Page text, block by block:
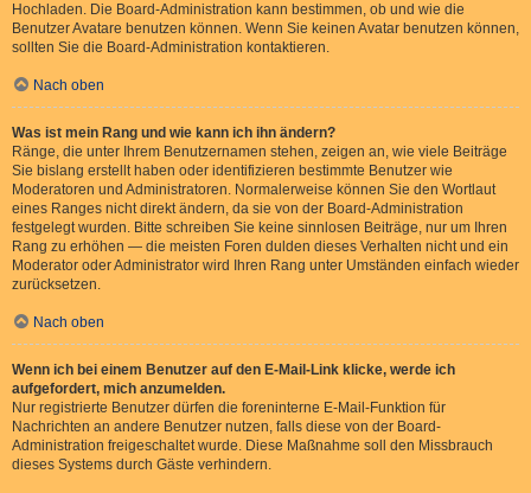
Hochladen. Die Board-Administration kann bestimmen, ob und wie die
Benutzer Avatare benutzen können. Wenn Sie keinen Avatar benutzen können,
sollten Sie die Board-Administration kontaktieren.
Nach oben
Was ist mein Rang und wie kann ich ihn ändern?
Ränge, die unter Ihrem Benutzernamen stehen, zeigen an, wie viele Beiträge
Sie bislang erstellt haben oder identifizieren bestimmte Benutzer wie
Moderatoren und Administratoren. Normalerweise können Sie den Wortlaut
eines Ranges nicht direkt ändern, da sie von der Board-Administration
festgelegt wurden. Bitte schreiben Sie keine sinnlosen Beiträge, nur um Ihren
Rang zu erhöhen — die meisten Foren dulden dieses Verhalten nicht und ein
Moderator oder Administrator wird Ihren Rang unter Umständen einfach wieder
zurücksetzen.
Nach oben
Wenn ich bei einem Benutzer auf den E-Mail-Link klicke, werde ich
aufgefordert, mich anzumelden.
Nur registrierte Benutzer dürfen die foreninterne E-Mail-Funktion für
Nachrichten an andere Benutzer nutzen, falls diese von der Board-
Administration freigeschaltet wurde. Diese Maßnahme soll den Missbrauch
dieses Systems durch Gäste verhindern.